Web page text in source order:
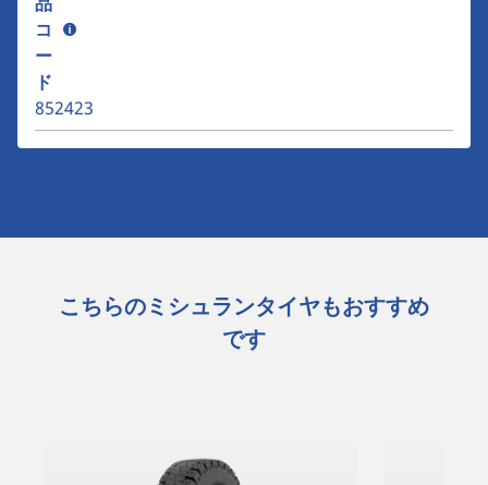
コ
ー
ド
852423
こちらのミシュランタイヤもおすすめ
です